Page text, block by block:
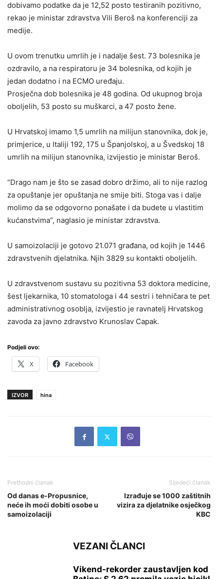
dobivamo podatke da je 12,52 posto testiranih pozitivno,
rekao je ministar zdravstva Vili Beroš na konferenciji za
medije.
U ovom trenutku umrlih je i nadalje šest. 73 bolesnika je
ozdravilo, a na respiratoru je 34 bolesnika, od kojih je
jedan dodatno i na ECMO uređaju.
Prosječna dob bolesnika je 48 godina. Od ukupnog broja
oboljelih, 53 posto su muškarci, a 47 posto žene.
U Hrvatskoj imamo 1,5 umrlih na milijun stanovnika, dok je,
primjerice, u Italiji 192, 175 u Španjolskoj, a u Švedskoj 18
umrlih na milijun stanovnika, izvijestio je ministar Beroš.
“Drago nam je što se zasad dobro držimo, ali to nije razlog
za opuštanje jer opuštanja ne smije biti. Stoga vas i dalje
molimo da se odgovorno ponašate i da budete u vlastitim
kućanstvima”, naglasio je ministar zdravstva.
U samoizolaciji je gotovo 21.071 građana, od kojih je 1446
zdravstvenih djelatnika. Njih 3829 su kontakti oboljelih.
U zdravstvenom sustavu su pozitivna 53 doktora medicine,
šest ljekarnika, 10 stomatologa i 44 sestri i tehničara te pet
administrativnog osoblja, izvijestio je ravnatelj Hrvatskog
zavoda za javno zdravstvo Krunoslav Capak.
Podjeli ovo:
X Facebook
IZVOR hina
Prethodni članak
Od danas e-Propusnice,
neće ih moći dobiti osobe u
samoizolaciji
Sljedeći članak
Izrađuje se 1000 zaštitnih
vizira za djelatnike osječkog
KBC
VEZANI ČLANCI
Vikend-rekorder zaustavljen kod